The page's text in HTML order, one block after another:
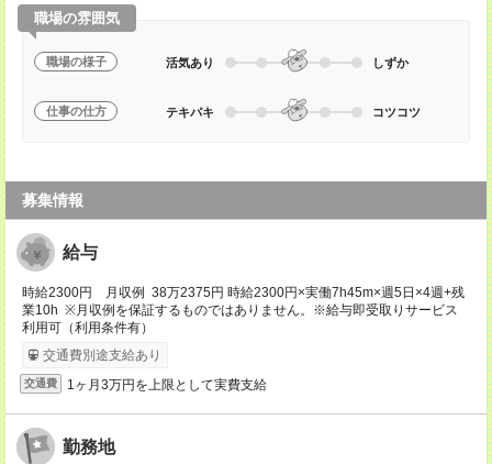
職場の雰囲気
職場の様子 活気あり しずか
仕事の仕方 テキパキ コツコツ
募集情報
給与
時給2300円 月収例 38万2375円 時給2300円×実働7h45m×週5日×4週+残
業10h ※月収例を保証するものではありません。※給与即受取りサービス
利用可（利用条件有）
交通費別途支給あり
交通費 1ヶ月3万円を上限として実費支給
勤務地